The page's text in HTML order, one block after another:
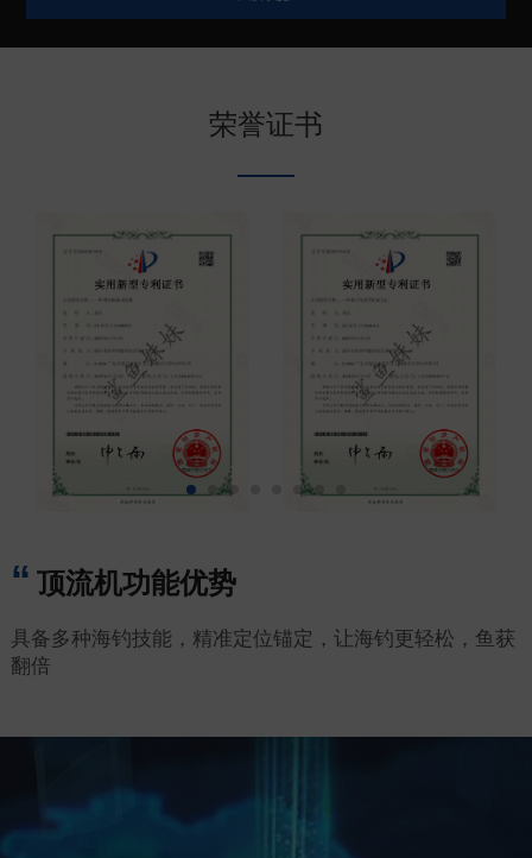
较高的防腐蚀性能和结实可靠的产品特点。目前鲨鱼
妹妹电子锚在中国深受广大钓友、船主、代理商伙伴
台湾、印尼、泰国等地区或者国家。欢迎有需要的朋
荣誉证书
顶流机功能优势
具备多种海钓技能，精准定位锚定，让海钓更轻松，鱼获
翻倍